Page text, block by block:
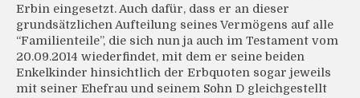
Erbin eingesetzt. Auch dafür, dass er an dieser
grundsätzlichen Aufteilung seines Vermögens auf alle
“Familienteile”, die sich nun ja auch im Testament vom
20.09.2014 wiederfindet, mit dem er seine beiden
Enkelkinder hinsichtlich der Erbquoten sogar jeweils
mit seiner Ehefrau und seinem Sohn D gleichgestellt